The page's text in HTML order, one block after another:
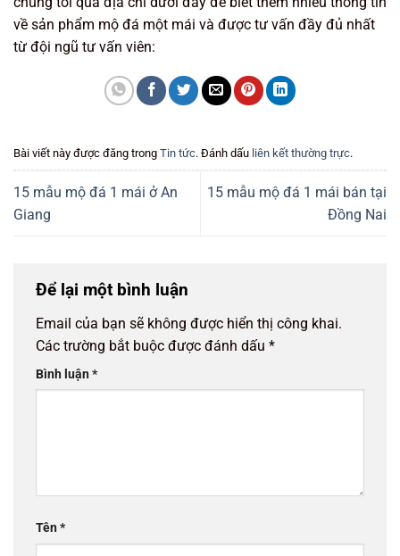
về sản phẩm mộ đá một mái và được tư vấn đầy đủ nhất
từ đội ngũ tư vấn viên:
Bài viết này được đăng trong Tin tức. Đánh dấu liên kết thường trực.
15 mẫu mộ đá 1 mái ở An
Giang
15 mẫu mộ đá 1 mái bán tại
Đồng Nai
Để lại một bình luận
Email của bạn sẽ không được hiển thị công khai.
Các trường bắt buộc được đánh dấu *
Bình luận*
Tên*